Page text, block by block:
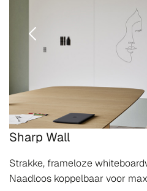
Sharp Wall
Strakke, frameloze
Naadloos koppelbaar voor